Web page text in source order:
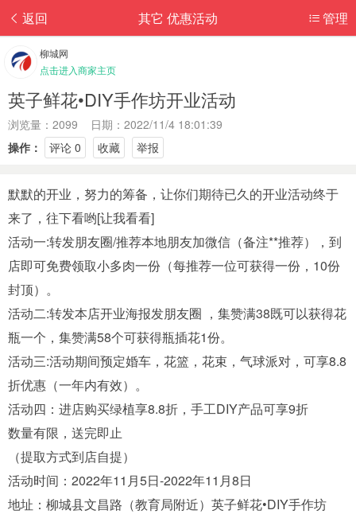
返回 管理
其它 优惠活动
柳城网
点击进入商家主页
英子鲜花•DIY手作坊开业活动
浏览量：2099 日期：2022/11/4 18:01:39
操作：
评论 0 收藏 举报
默默的开业，努力的筹备，让你们期待已久的开业活动终于
来了，往下看哟[让我看看]
活动一:转发朋友圈/推荐本地朋友加微信（备注**推荐），到
店即可免费领取小多肉一份（每推荐一位可获得一份，10份
封顶）。
活动二:转发本店开业海报发朋友圈 ，集赞满38既可以获得花
瓶一个，集赞满58个可获得瓶插花1份。
活动三:活动期间预定婚车，花篮，花束，气球派对，可享8.8
折优惠（一年内有效）。
活动四：进店购买绿植享8.8折，手工DIY产品可享9折
数量有限，送完即止
（提取方式到店自提）
活动时间：2022年11月5日-2022年11月8日
地址：柳城县文昌路（教育局附近）英子鲜花•DIY手作坊